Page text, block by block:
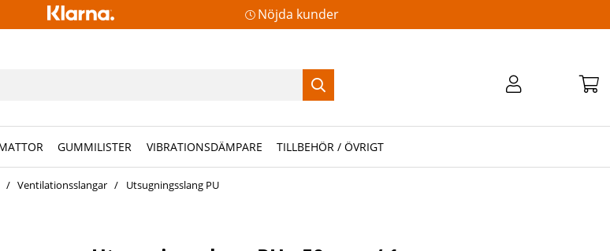
Nöjda kunder
GUMMILISTER VIBRATIONSDÄMPARE TILLBEHÖR / ÖVRIGT
Ventilationsslangar Utsugningsslang PU